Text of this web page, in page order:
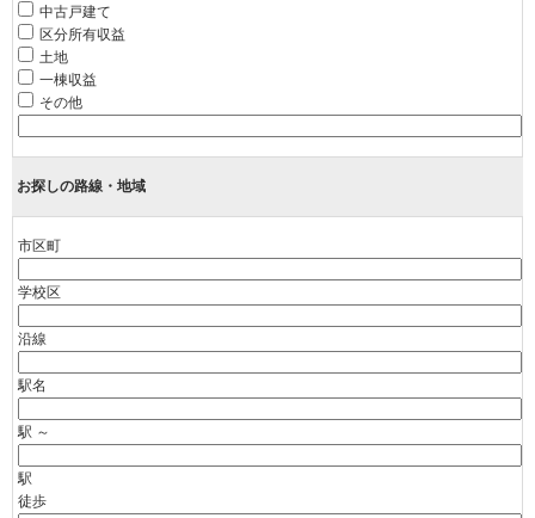
中古戸建て
区分所有収益
土地
一棟収益
その他
お探しの路線・地域
市区町
学校区
沿線
駅名
駅 ～
駅
徒歩